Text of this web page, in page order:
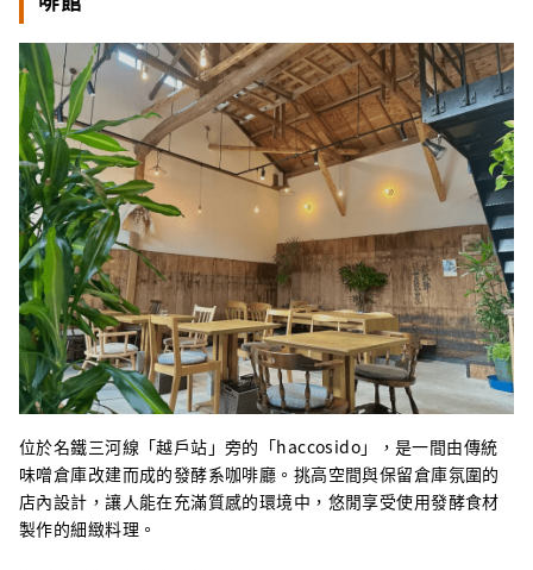
位於名鐵三河線「越戶站」旁的「haccosido」，是一間由傳統
味噌倉庫改建而成的發酵系咖啡廳。挑高空間與保留倉庫氛圍的
店內設計，讓人能在充滿質感的環境中，悠閒享受使用發酵食材
製作的細緻料理。